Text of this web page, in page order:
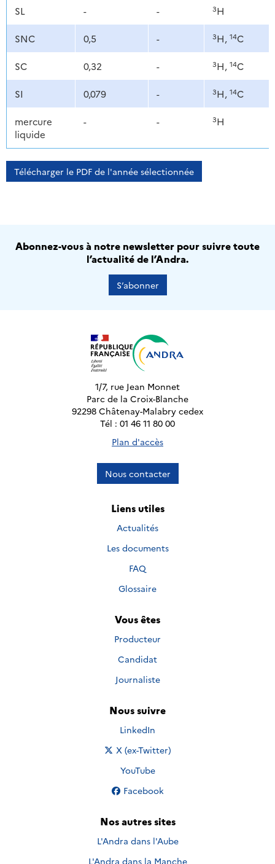
SL - - 3H
SNC 0,5 - 3H, 14C
SC 0,32 - 3H, 14C
SI 0,079 - 3H, 14C
mercure
liquide
- - 3H
Télécharger le PDF de l'année sélectionnée
Abonnez-vous à notre newsletter pour suivre toute
l’actualité de l’Andra.
S’abonner
1/7, rue Jean Monnet
Parc de la Croix-Blanche
92298 Châtenay-Malabry cedex
Tél : 01 46 11 80 00
Plan d'accès
Nous contacter
Liens utiles
Actualités
Les documents
FAQ
Glossaire
Vous êtes
Producteur
Candidat
Journaliste
Nous suivre
Nous suivre sur
LinkedIn
Nous suivre sur
X (ex-Twitter)
Nous suivre sur
YouTube
Nous suivre sur
Facebook
Nos autres sites
L'Andra dans l'Aube
L'Andra dans la Manche